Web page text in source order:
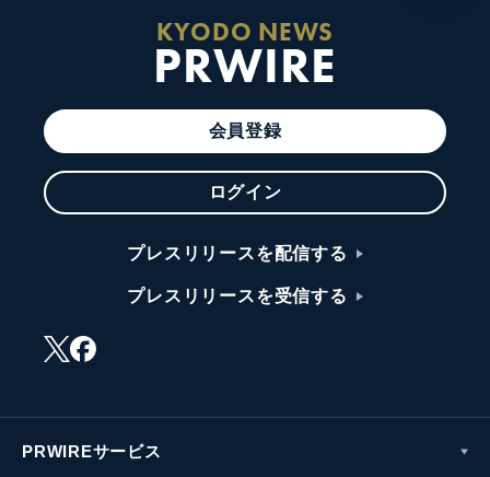
KYODO NEWS
PRWIRE
会員登録
ログイン
プレスリリースを配信する
プレスリリースを受信する
PRWIREサービス